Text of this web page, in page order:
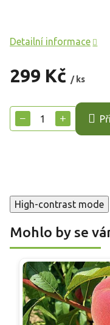
299 Kč / ks
cena:
+
−
Detailní informace
High-contrast mode
Mohlo by se